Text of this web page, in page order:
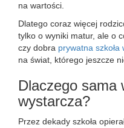
na wartości.
Dlatego coraz więcej
tylko o wyniki matur, ale o
czy dobra prywatna szkoła
na świat, którego jeszcze
Dlaczego sama
wystarcza?
Przez dekady szkoła